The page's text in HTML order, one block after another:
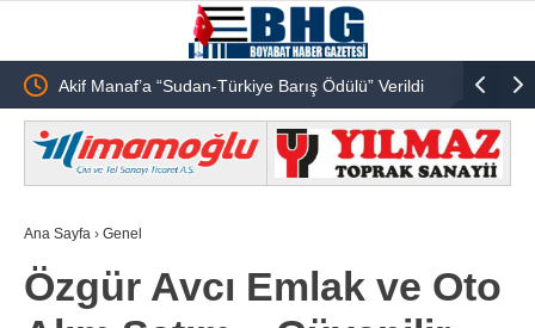
Dijital Akif Manaf’a “Sudan-Türkiye Barış Ödülü” Verildi Emekli
Ana Sayfa › Genel
Özgür Avcı Emlak ve Oto